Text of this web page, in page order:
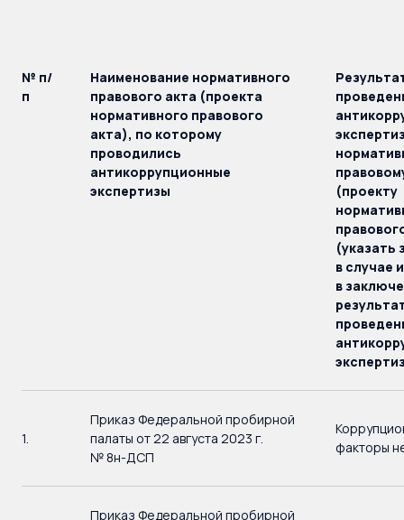
№ п/
п
Наименование нормативного
правового акта (проекта
нормативного правового
акта), по которому
проводились
антикоррупционные
экспертизы
(проекту
(указать
в случае
в
1.
Приказ Федеральной пробирной
палаты от 22 августа 2023 г.
№ 8н-ДСП
факторы
Приказ Федеральной пробирной